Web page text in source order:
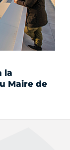
la
Maire de